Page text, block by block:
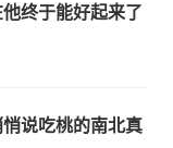
终于能好起来了
说吃桃的南北真